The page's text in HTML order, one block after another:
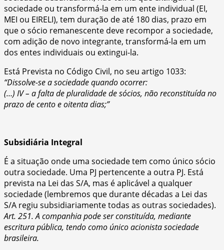
sociedade ou transformá-la em um ente individual (EI,
MEI ou EIRELI), tem duração de até 180 dias, prazo em
que o sócio remanescente deve recompor a sociedade,
com adição de novo integrante, transformá-la em um
dos entes individuais ou extingui-la.
Está Prevista no Código Civil, no seu artigo 1033:
“Dissolve-se a sociedade quando ocorrer:
(…) IV – a falta de pluralidade de sócios, não reconstituída no
prazo de cento e oitenta dias;”
Subsidiária Integral
É a situação onde uma sociedade tem como único sócio
outra sociedade. Uma PJ pertencente a outra PJ. Está
prevista na Lei das S/A, mas é aplicável a qualquer
sociedade (lembremos que durante décadas a Lei das
S/A regiu subsidiariamente todas as outras sociedades).
Art. 251. A companhia pode ser constituída, mediante
escritura pública, tendo como único acionista sociedade
brasileira.